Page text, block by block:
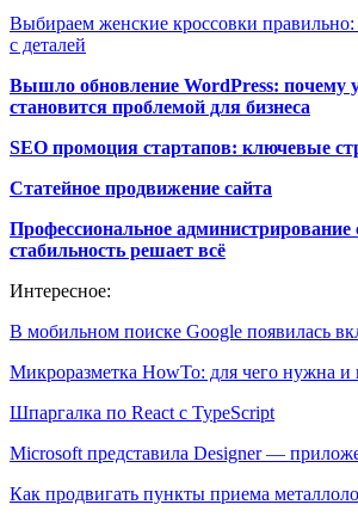
Выбираем женские кроссовки правильно:
с деталей
Вышло обновление WordPress: почему
становится проблемой для бизнеса
SEO промоция стартапов: ключевые
Статейное продвижение сайта
Профессиональное администрирование
стабильность решает всё
Интересное:
В мобильном поиске Google появилась
Микроразметка HowTo: для чего нужна и
Шпаргалка по React с TypeScript
Microsoft представила Designer —
Как продвигать пункты приема